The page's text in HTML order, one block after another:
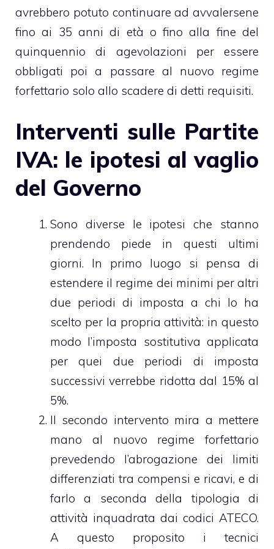
avrebbero potuto continuare ad avvalersene
fino ai 35 anni di età o fino alla fine del
quinquennio di agevolazioni per essere
obbligati poi a passare al nuovo regime
forfettario solo allo scadere di detti requisiti.
Interventi sulle Partite
IVA: le ipotesi al vaglio
del Governo
Sono diverse le ipotesi che stanno
prendendo piede in questi ultimi
giorni. In primo luogo si pensa di
estendere il regime dei minimi per altri
due periodi di imposta a chi lo ha
scelto per la propria attività: in questo
modo l’imposta sostitutiva applicata
per quei due periodi di imposta
successivi verrebbe ridotta dal 15% al
5%.
Il secondo intervento mira a mettere
mano al nuovo regime forfettario
prevedendo l’abrogazione dei limiti
differenziati tra compensi e ricavi, e di
farlo a seconda della tipologia di
attività inquadrata dai codici ATECO.
A questo proposito i tecnici